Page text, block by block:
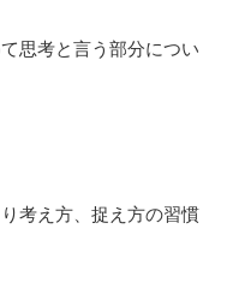
思考と言う部分につい
考え方、捉え方の習慣